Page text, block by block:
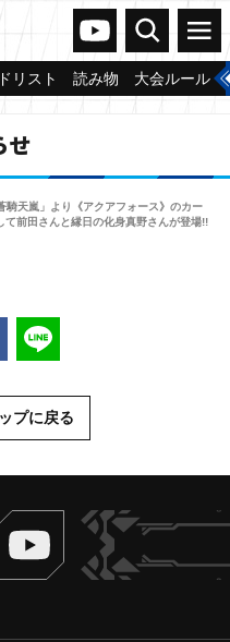
ヴァンガードch
検索 メニュー
リスト 読み物 大会ルール
せ
騎天嵐」より《アクアフォース》のカー
て前田さんと縁日の化身真野さんが登場!!
するFacebookでシェアする
プに戻る
ヴァンガードch